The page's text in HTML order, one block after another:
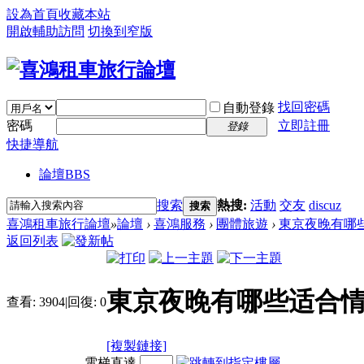
設為首頁收藏本站
開啟輔助訪問 切換到窄版
自動登錄 找回密碼
密碼
登錄
立即註冊
快捷導航
論壇BBS
搜索 搜索 熱搜: 活動 交友 discuz
喜鴻租車旅行論壇»論壇 › 喜鴻服務 › 團體旅遊 › 東京夜晚有哪
返回列表
查看: 3904|回復: 0東京夜晚有哪些适合
[複製鏈接]